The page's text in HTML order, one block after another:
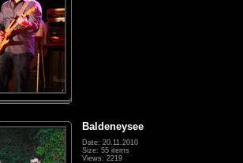
Baldeneysee
Date: 20.11.2010
Size: 55 items
Views: 2219